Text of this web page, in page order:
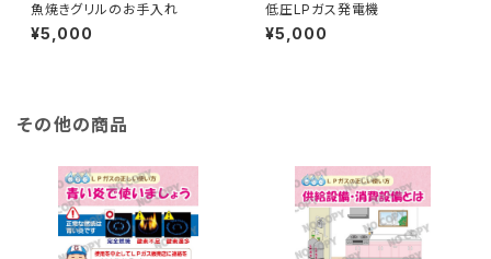
魚焼きグリルのお手入れ
¥5,000
低圧LPガス発電機
¥5,000
その他の商品